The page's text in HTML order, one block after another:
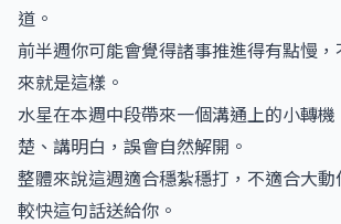
道。
前半週你可能會覺得諸事推進得有點慢
來就是這樣。
水星在本週中段帶來一個溝通上的小轉
楚、講明白，誤會自然解開。
整體來說這週適合穩紮穩打，不適合大
較快這句話送給你。